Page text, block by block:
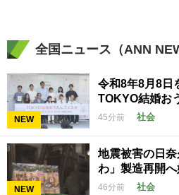
全国ニュース（ANN
NEW
令和8年8月8日
TOKYO結婚お
45分前 社会
NEW
地震被害の日
わ」製造再開
46分前 社会